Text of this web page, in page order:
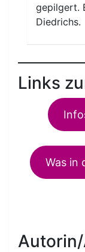
gepilgert.
Diedrichs.
Links
Was in